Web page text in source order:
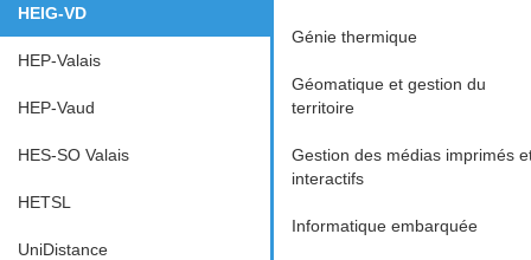
HEIG-VD
HEP-Valais
HEP-Vaud
HES-SO Valais
HETSL
UniDistance
Génie thermique
Géomatique et gestion du
territoire
Gestion des médias imprimés
interactifs
Informatique embarquée